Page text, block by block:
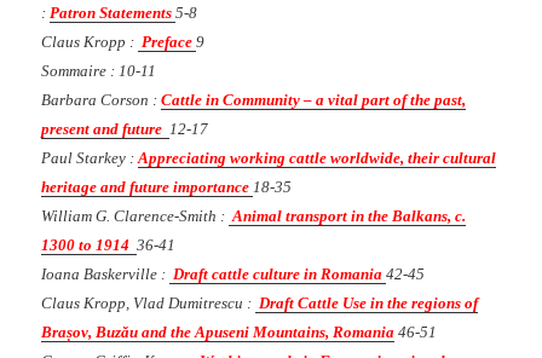
: Patron Statements5-8
Claus Kropp : Preface9
Sommaire : 10-11
Barbara Corson :Cattle in Community – a vital part of the past,
present and future 12-17
Paul Starkey : Appreciating working cattle worldwide, their cultural
heritage and future importance 18-35
William G. Clarence-Smith : Animal transport in the Balkans, c.
1300 to 191436-41
Ioana Baskerville : Draft cattle culture in Romania 42-45
Claus Kropp, Vlad Dumitrescu : Draft Cattle Use in the regions of
Brașov, Buzău and the Apuseni Mountains, Romania 46-51